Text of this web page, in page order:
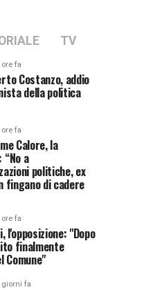
TV
ore fa
Costanzo, addio
della politica
ore fa
Calore, la
a
politiche, ex
fingano di cadere
ore fa
l'opposizione: "Dopo
finalmente
Comune"
giorni fa